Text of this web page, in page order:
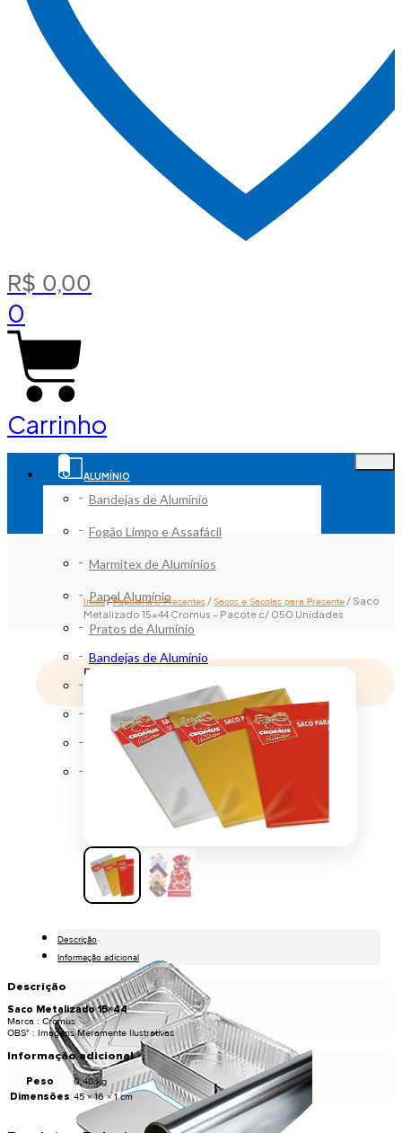
R$ 0,00
0
Carrinho
ALUMÍNIO
Bandejas de Alumínio
Fogão Limpo e Assafácil
Marmitex de Alumínios
Papel Alumínio
Pratos de Alumínio
Bandejas de Alumínio
Fogão Limpo e Assafácil
Marmitex de Alumínios
Papel Alumínio
Pratos de Alumínio
Início/Papelaria e Presentes /Sacos e Sacolas para Presente / Saco
Metalizado 15×44 Cromus – Pacote c/ 050 Unidades
Remove from Wishlist
Adicionar a lista de desejos
Descrição
Informação adicional
Descrição
Saco Metalizado 15×44
Marca : Cromus
OBS* : Imagens Meramente Ilustrativas
Informação adicional
Peso
0,48 kg
Dimensões 45 × 16 × 1 cm